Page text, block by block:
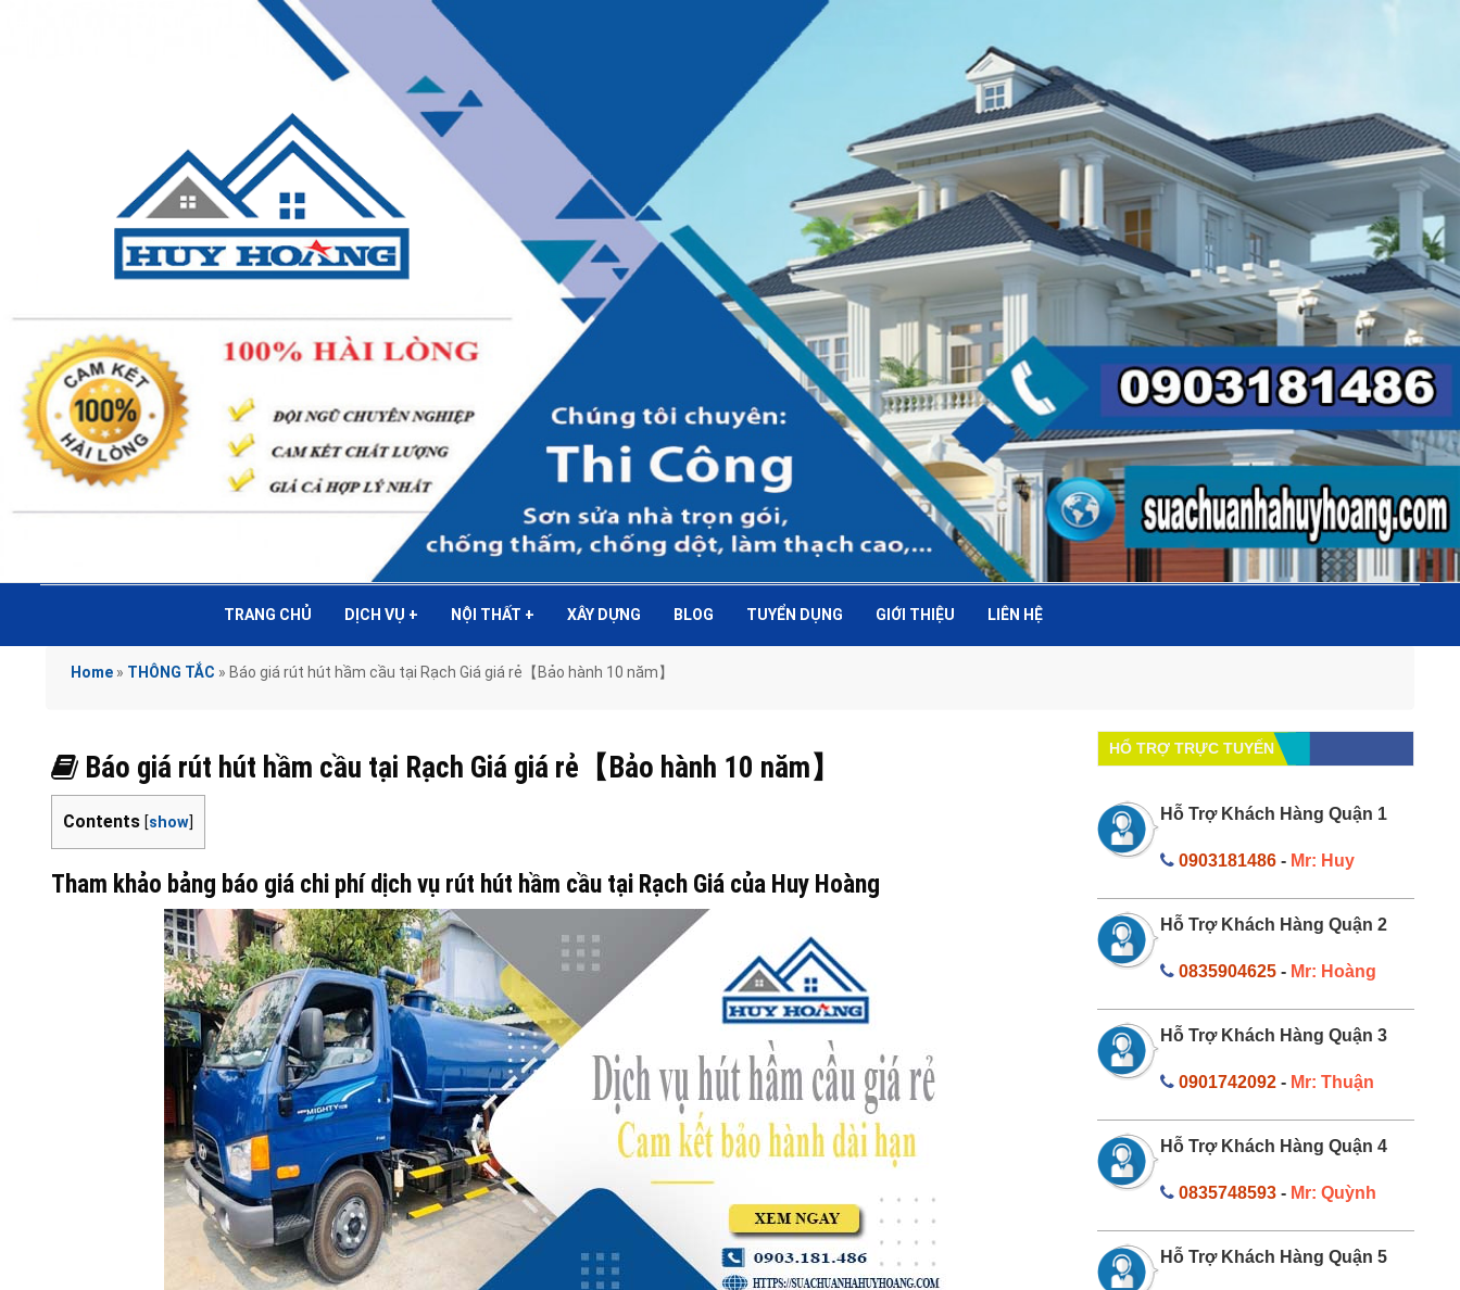
TRANG CHỦ DỊCH VỤ + NỘI THẤT + XÂY DỰNG BLOG TUYỂN DỤNG GIỚI THIỆU LIÊN HỆ
Home » THÔNG TẮC » Báo giá rút hút hầm cầu tại Rạch Giá giá rẻ【Bảo hành 10 năm】
Báo giá rút hút hầm cầu tại Rạch Giá giá rẻ【Bảo hành 10 năm】
Contents [show]
Tham khảo bảng báo giá chi phí dịch vụ rút hút hầm cầu tại Rạch Giá của Huy Hoàng
HỔ TRỢ TRỰC TUYẾN
Hỗ Trợ Khách Hàng Quận 1
0903181486 - Mr: Huy
Hỗ Trợ Khách Hàng Quận 2
0835904625 - Mr: Hoàng
Hỗ Trợ Khách Hàng Quận 3
0901742092 - Mr: Thuận
Hỗ Trợ Khách Hàng Quận 4
0835748593 - Mr: Quỳnh
Hỗ Trợ Khách Hàng Quận 5